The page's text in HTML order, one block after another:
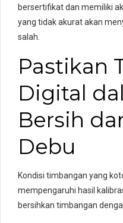
bersertifikat dan memiliki
yang tidak akurat akan
salah.
Pastikan
Digital
Bersih
Debu
Kondisi timbangan yang
mempengaruhi hasil
bersihkan timbangan